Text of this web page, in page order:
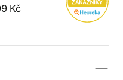
Kč